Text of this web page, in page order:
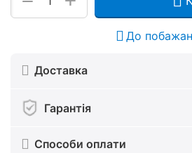
До
Доставка
Гарантія
Способи оплати